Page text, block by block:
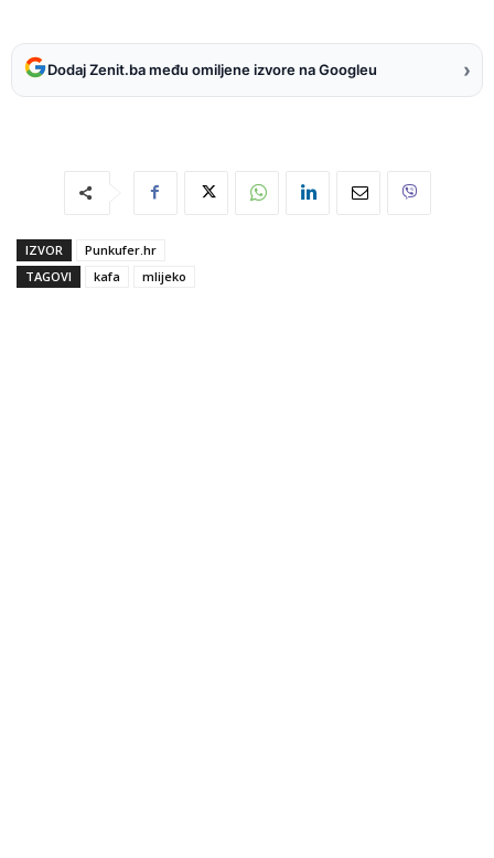
Dodaj Zenit.ba među omiljene izvore na Googleu ›
IZVOR
Punkufer.hr
TAGOVI
kafa mlijeko